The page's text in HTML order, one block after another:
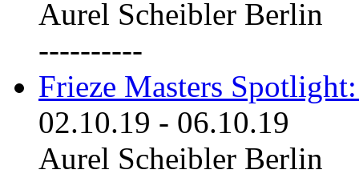
Aurel Scheibler Berlin
----------
Frieze Masters
02.10.19 - 06.10.19
Aurel Scheibler Berlin